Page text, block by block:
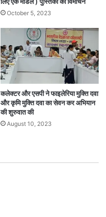
October 5, 2023
कलेक्टर और एसपी ने फाइलेरिया मुक्ति दवा
और कृमि मुक्ति दवा का सेवन कर अभियान
की शुरुवात की
August 10, 2023